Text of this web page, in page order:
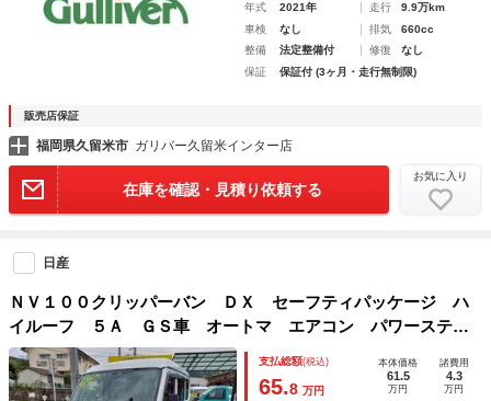
年式 2021年 走行
9.9万km
車検
なし 排気
660cc
整備
法定整備付 修復
なし
保証
保証付 (3ヶ月・走行無制限)
販売店保証
福岡県久留米市 ガリバー久留米インター店
在庫を確認・見積り依頼する
お気に入り
日産
ＮＶ１００クリッパーバン ＤＸ セーフティパッケージ ハ
イルーフ ５Ａ ＧＳ車 オートマ エアコン パワーステア
リング 記録簿 禁煙車 レーダーブレーキサポート ２ｎｄ
発進 ドライブレコーダー
支払総額(税込)
65.8 万円
本体価格
61.5
万円
諸費用
4.3
万円